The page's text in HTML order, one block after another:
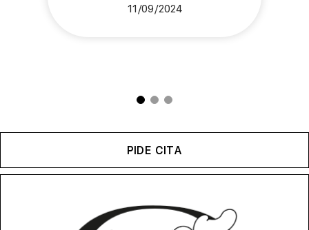
11/09/2024
PIDE CITA